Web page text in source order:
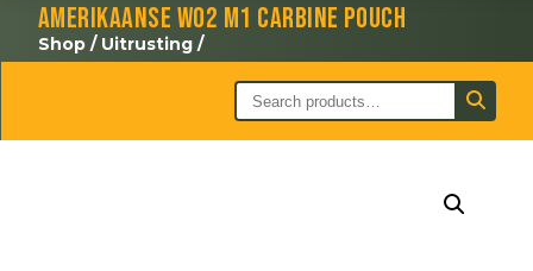
Amerikaanse WO2 M1 Carbine pouch
Shop / Uitrusting /